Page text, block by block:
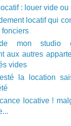
: louer vide
locatif qui
fonciers
mon studio
aux autres
vides
la location
locative !